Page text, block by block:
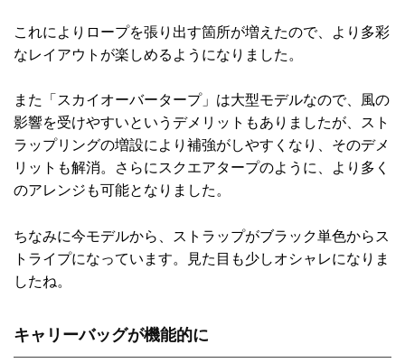
これによりロープを張り出す箇所が増えたので、より多彩
なレイアウトが楽しめるようになりました。
また「スカイオーバータープ」は大型モデルなので、風の
影響を受けやすいというデメリットもありましたが、スト
ラップリングの増設により補強がしやすくなり、そのデメ
リットも解消。さらにスクエアタープのように、より多く
のアレンジも可能となりました。
ちなみに今モデルから、ストラップがブラック単色からス
トライプになっています。見た目も少しオシャレになりま
したね。
キャリーバッグが機能的に